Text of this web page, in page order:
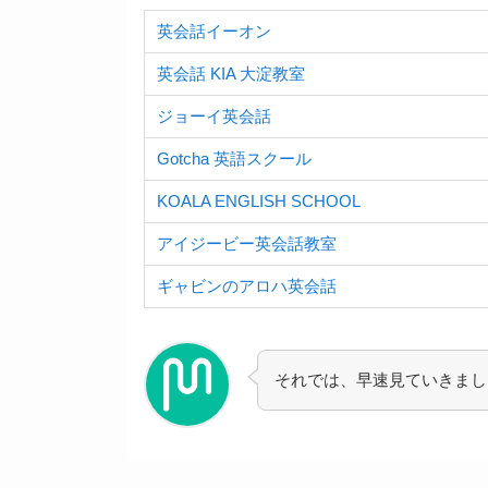
英会話イーオン
英会話 KIA 大淀教室
ジョーイ英会話
Gotcha 英語スクール
KOALA ENGLISH SCHOOL
アイジービー英会話教室
ギャビンのアロハ英会話
それでは、 早速見ていきま